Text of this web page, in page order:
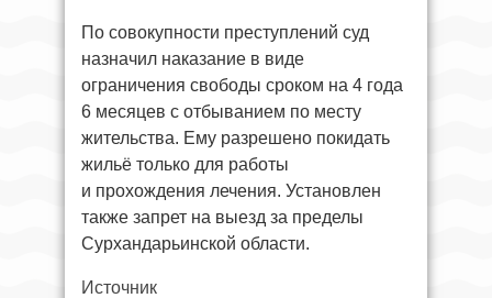
По совокупности преступлений суд
назначил наказание в виде
ограничения свободы сроком на 4 года
6 месяцев с отбыванием по месту
жительства. Ему разрешено покидать
жильё только для работы
и прохождения лечения. Установлен
также запрет на выезд за пределы
Сурхандарьинской области.
Источник